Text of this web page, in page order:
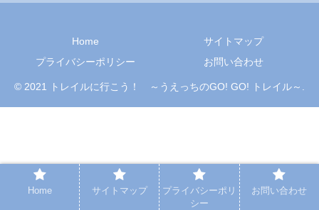
Home
サイトマップ
プライバシーポリシー
お問い合わせ
© 2021 トレイルに行こう！ ～うえっちのGO! GO! トレイル～.
Home サイトマップ
プライバシーポリ
シー
お問い合わせ